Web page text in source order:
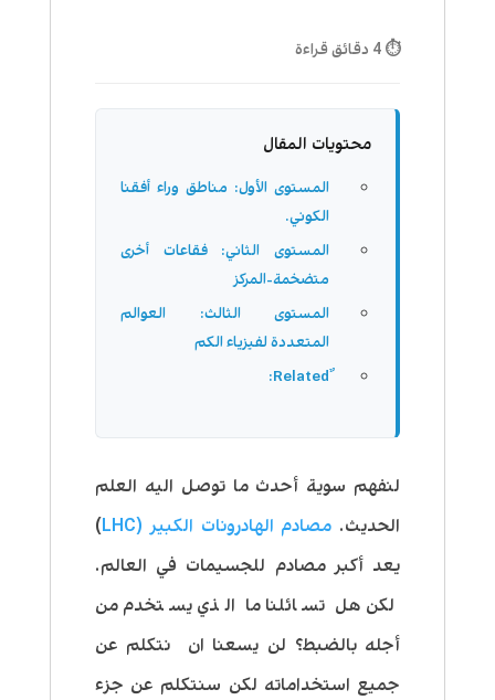
⏱ 4 دقائق قراءة
محتويات المقال
المستوى الأول: مناطق وراء أفقنا
الكوني.
المستوى الثاني: فقاعات أخرى
متضخمة-المركز
المستوى الثالث: العوالم
المتعددة لفيزياء الكم
ٌRelated:
لنفهم سوية أحدث ما توصل اليه العلم
الحديث. مصادم الهادرونات الكبير (LHC
)
يعد أكبر مصادم للجسيمات في العالم.
لكن هل تسائلنا ما الذي يستخدم من
أجله بالضبط؟ لن يسعنا ان نتكلم عن
جميع استخداماته لكن سنتكلم عن جزء